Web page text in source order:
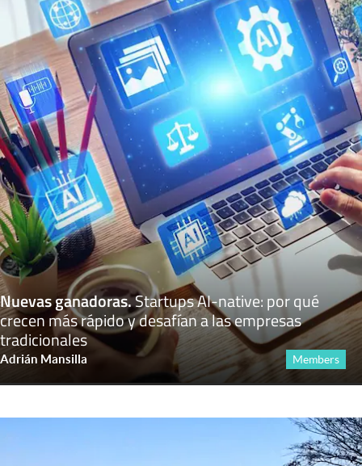
Nuevas ganadoras.Startups AI-native: por qué
crecen más rápido y desafían a las empresas
tradicionales
Adrián Mansilla Members